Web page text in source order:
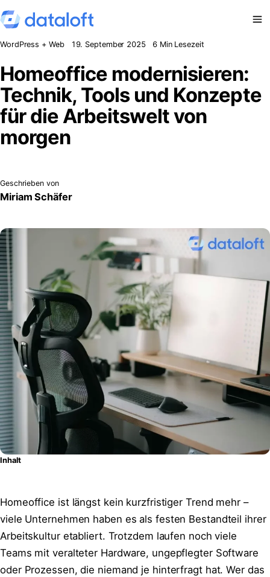
Zum Inhalt springen
WordPress + Web 19. September 2025 6 Min Lesezeit
Homeoffice modernisieren:
Technik, Tools und Konzepte
für die Arbeitswelt von
morgen
Geschrieben von
Miriam Schäfer
Inhalt
Homeoffice ist längst kein kurzfristiger Trend mehr –
viele Unternehmen haben es als festen Bestandteil ihrer
Arbeitskultur etabliert. Trotzdem laufen noch viele
Teams mit veralteter Hardware, ungepflegter Software
oder Prozessen, die niemand je hinterfragt hat. Wer das